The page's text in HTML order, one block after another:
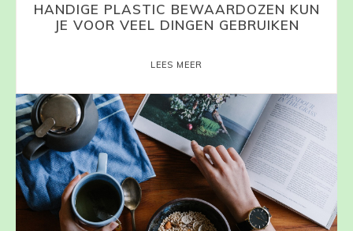
HANDIGE PLASTIC BEWAARDOZEN KUN
JE VOOR VEEL DINGEN GEBRUIKEN
LEES MEER